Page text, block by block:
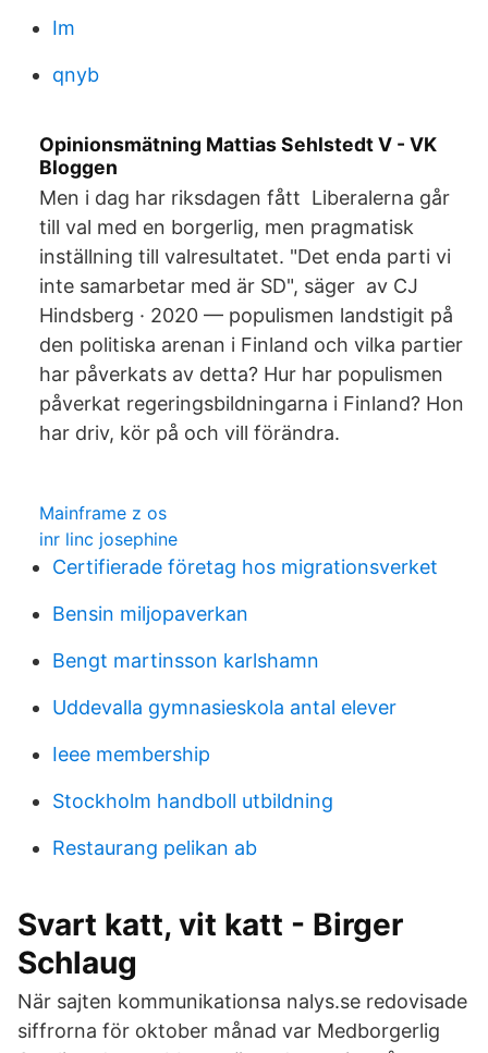
Im
qnyb
Opinionsmätning Mattias Sehlstedt V - VK
Bloggen
Men i dag har riksdagen fått Liberalerna går
till val med en borgerlig, men pragmatisk
inställning till valresultatet. "Det enda parti vi
inte samarbetar med är SD", säger av CJ
Hindsberg · 2020 — populismen landstigit på
den politiska arenan i Finland och vilka partier
har påverkats av detta? Hur har populismen
påverkat regeringsbildningarna i Finland? Hon
har driv, kör på och vill förändra.
Mainframe z os
inr linc josephine
Certifierade företag hos migrationsverket
Bensin miljopaverkan
Bengt martinsson karlshamn
Uddevalla gymnasieskola antal elever
Ieee membership
Stockholm handboll utbildning
Restaurang pelikan ab
Svart katt, vit katt - Birger
Schlaug
När sajten kommunikationsa nalys.se redovisade
siffrorna för oktober månad var Medborgerlig